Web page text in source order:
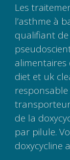
Les
l’asthme à
qualifiant
alimentaires
diet et uk
de la
par pilule.
doxycycline